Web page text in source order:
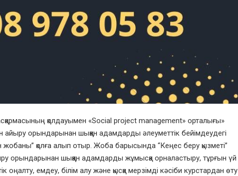
қолдауымен «Social project management» орталығы»
айыру орындарынан шыққан адамдарды әлеуметтік бейімдеудегі
қолға алып отыр. Жоба барысында “Кеңес беру қызметі”
орындарынан шыққан адамдарды жұмысқа орналастыру, тұрғын үй
оңалту, емдеу, білім алу және қысқа мерзімді кәсіби курстардан өту